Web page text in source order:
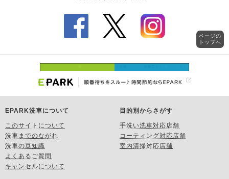
EPARK洗車について
このサイトについて
洗車までのながれ
洗車の豆知識
よくあるご質問
キャンセルについて
目的別からさがす
手洗い洗車対応店舗
コーティング対応店舗
室内清掃対応店舗
ページの
トップへ